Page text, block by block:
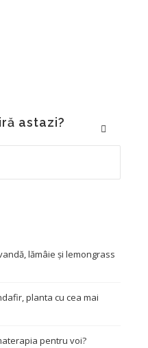
astazi?
lămâie și lemongrass
planta cu cea mai
pentru voi?